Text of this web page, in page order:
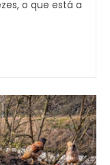
o que está a